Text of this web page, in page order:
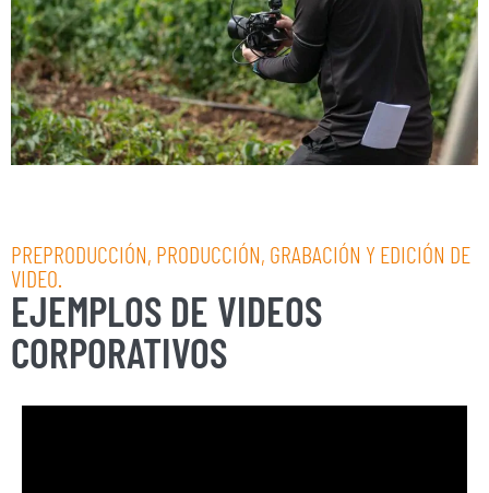
PREPRODUCCIÓN, PRODUCCIÓN, GRABACIÓN Y EDICIÓN DE
VIDEO.
EJEMPLOS DE VIDEOS
CORPORATIVOS